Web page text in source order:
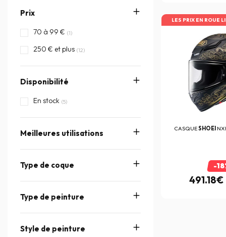
HARISSON (26)
HEDON (4)
Heinz Bikes (1)
Prix
70 à 99 € (1)
250 € et plus (12)
Disponibilité
En stock (5)
Meilleures utilisations
Type de coque
Type de peinture
Style de peinture
LES PRIX EN ROUE
CASQUESHOEI
-
491.18€